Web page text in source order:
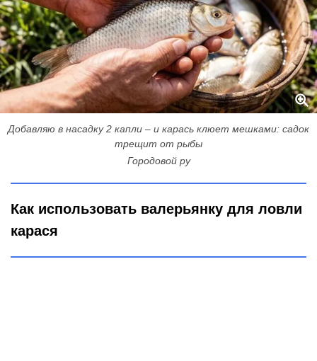
Добавляю в насадку 2 капли – и карась клюет мешками: садок
трещит от рыбы
Городовой ру
Как использовать валерьянку для ловли
карася